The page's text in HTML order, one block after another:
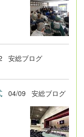
安総ブログ
04/09 安総ブログ